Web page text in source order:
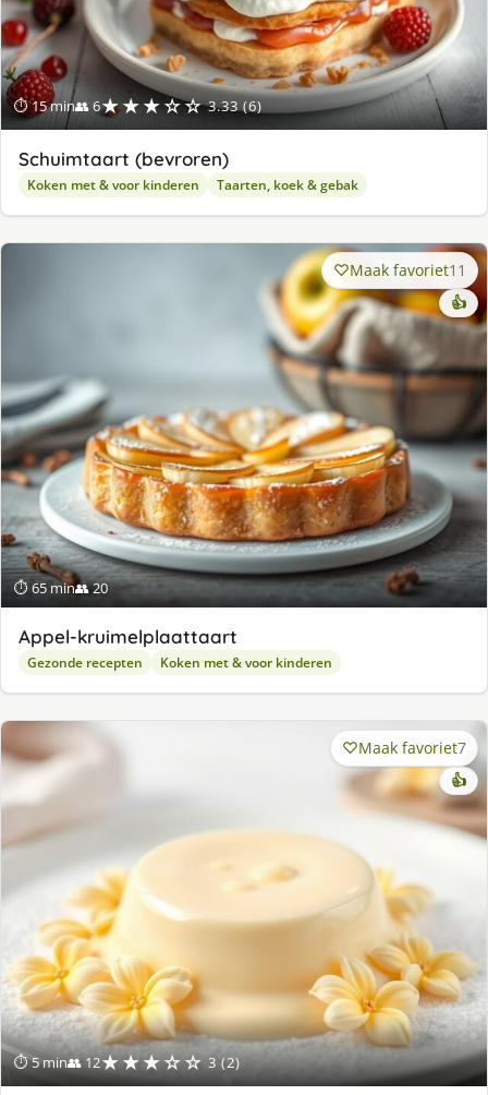
⏱ 15 min👥 6★★★☆☆ 3.33 (6)
Schuimtaart (bevroren)
Koken met & voor kinderen Taarten, koek & gebak
⏱ 65 min👥 20
Maak favoriet11
👍
Appel-kruimelplaattaart
Gezonde recepten Koken met & voor kinderen
⏱ 5 min👥 12★★★☆☆ 3 (2)
Maak favoriet7
👍